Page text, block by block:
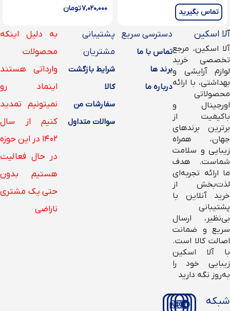
تماس بگیرید
۷,۰۲۰,۰۰۰تومان
آلا اسکین
آلا اسکین، مرجع
تخصصی خرید
لوازم آرایشی و
بهداشتی، با ارائه
محصولاتی
اورجینال و
باکیفیت از
برترین برندهای
جهان، همراه
زیبایی و سلامت
شماست. هدف
ما ارائه تجربه‌ای
لذت‌بخش از
خرید آنلاین با
پشتیبانی
بی‌نظیر، ارسال
سریع و ضمانت
اصالت کالا است.
با آلا اسکین
زیبایی خود را
به‌روز نگه دارید
شبکه
دسترسی سریع
تماس با ما
برند ها
درباره ما
پشتیبانی
مشتریان
شرایط بازگشت
کالا
سفارشات من
سوالات متداول
به دلیل اینکه
محصولات
وارداتی هستند
اینماد رو
نمیتونیم تمدید
کنیم از سال
۱۴۰۲ در این حوزه
در حال فعالیت
هستیم بدون
حتی یک مشتری
ناراضی